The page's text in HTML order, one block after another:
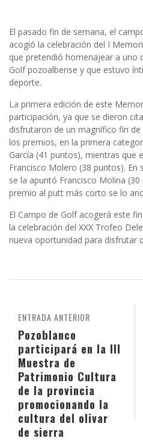
El pasado fin de semana, el
acogió la celebración del I
que pretendió homenajear a uno
Golf pozoalbense y que estuvo
deporte.
La primera edición de este
participación, ya que se dieron
disfrutaron de un magnífico fin
los premios, en la primera
García (41 puntos), mientras que
Francisco Molero (38 puntos). En
se la apuntó Francisco Molina
premio al putt más corto se lo
El Campo de Golf acogerá este
la celebración del XXX Trofeo
nueva oportunidad para disfrutar
ENTRADA ANTERIOR
Pozoblanco
participará en la III
Muestra de
Patrimonio Cultura
de la provincia
promocionando la
cultura del olivar
de sierra